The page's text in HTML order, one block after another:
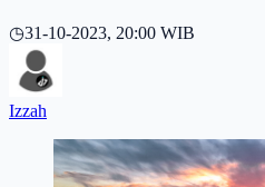
◷31-10-2023, 20:00 WIB
Izzah